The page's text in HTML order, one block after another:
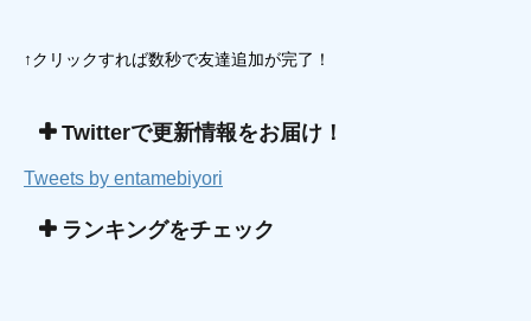
↑クリックすれば数秒で友達追加が完了！
Twitterで更新情報をお届け！
Tweets by entamebiyori
ランキングをチェック